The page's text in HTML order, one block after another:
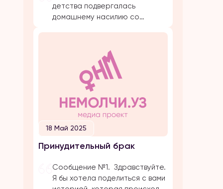
детства подвергалась
домашнему насилию со
Было очень много плохих
событий, когда меня сильно
избивал папа. Даже не знаю с
чего начать. Самое страшное
и обидное, они абсолютно все
свои действия прикрывают
религией. Мол, это для нашего
блага. Однако, этого блага
совершенно нет […]
18 Май 2025
Принудительный брак
Сообщение №1. Здравствуйте.
Я бы хотела поделиться с вами